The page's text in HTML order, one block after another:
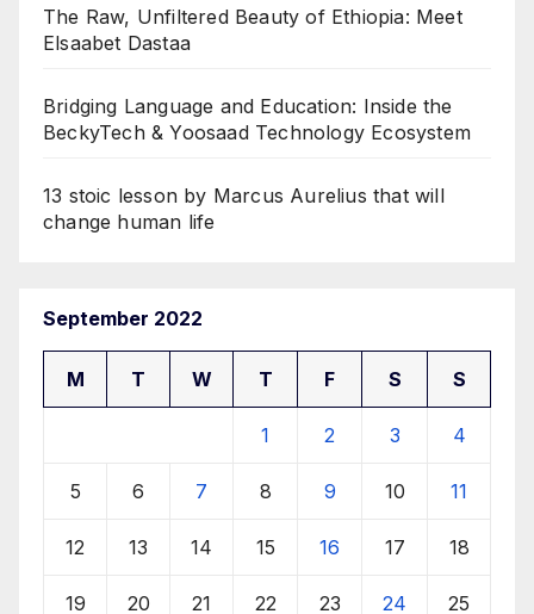
The Raw, Unfiltered Beauty of Ethiopia: Meet
Elsaabet Dastaa
Bridging Language and Education: Inside the
BeckyTech & Yoosaad Technology Ecosystem
13 stoic lesson by Marcus Aurelius that will
change human life
September 2022
M T W T F S S
1 2 3 4
5 6 7 8 9 10 11
12 13 14 15 16 17 18
19 20 21 22 23 24 25